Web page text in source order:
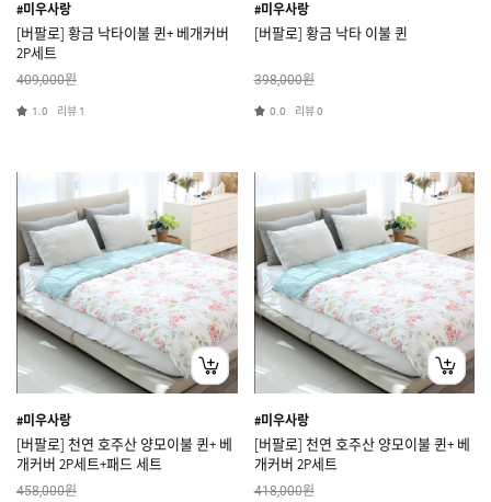
#미우사랑
[버팔로] 황금 낙타이불 퀸+ 베개커버
2P세트
409,000원
1.0 리뷰 1
#미우사랑
[버팔로] 황금 낙타 이불 퀸
398,000원
0.0 리뷰0
#미우사랑
[버팔로] 천연 호주산 양모이불 퀸+ 베
개커버 2P세트+패드 세트
458,000원
#미우사랑
[버팔로] 천연 호주산 양모이불 퀸+ 베
개커버 2P세트
418,000원